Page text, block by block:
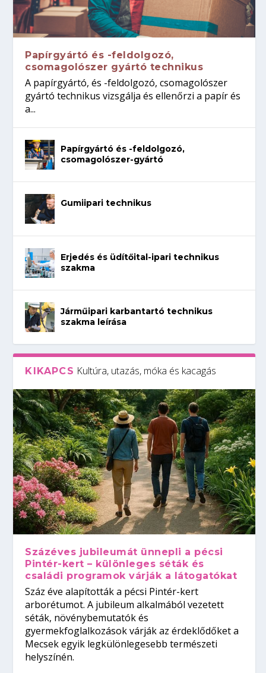
Papírgyártó és -feldolgozó,
csomagolószer gyártó technikus
A papírgyártó, és -feldolgozó, csomagolószer
gyártó technikus vizsgálja és ellenőrzi a papír és
a...
Papírgyártó és -feldolgozó,
csomagolószer-gyártó
Gumiipari technikus
Erjedés és üdítőital-ipari technikus
szakma
Járműipari karbantartó technikus
szakma leírása
KIKAPCS Kultúra, utazás, móka és kacagás
Százéves jubileumát ünnepli a pécsi
Pintér-kert – különleges séták és
családi programok várják a látogatókat
Száz éve alapították a pécsi Pintér-kert
arborétumot. A jubileum alkalmából vezetett
séták, növénybemutatók és
gyermekfoglalkozások várják az érdeklődőket a
Mecsek egyik legkülönlegesebb természeti
helyszínén.